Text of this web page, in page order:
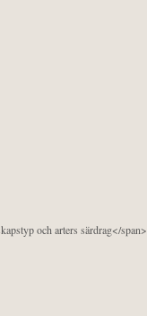
och arters särdrag</span>